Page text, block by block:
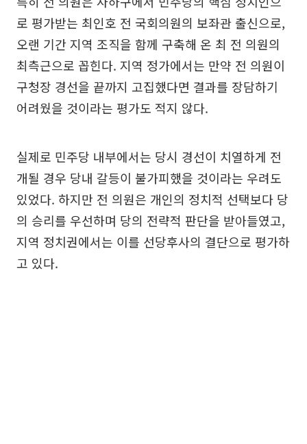
로 평가받는 최인호 전 국회의원의 보좌관 출신으로,
오랜 기간 지역 조직을 함께 구축해 온 최 전 의원의
최측근으로 꼽힌다. 지역 정가에서는 만약 전 의원이
구청장 경선을 끝까지 고집했다면 결과를 장담하기
어려웠을 것이라는 평가도 적지 않다.
실제로 민주당 내부에서는 당시 경선이 치열하게 전
개될 경우 당내 갈등이 불가피했을 것이라는 우려도
있었다. 하지만 전 의원은 개인의 정치적 선택보다 당
의 승리를 우선하며 당의 전략적 판단을 받아들였고,
지역 정치권에서는 이를 선당후사의 결단으로 평가하
고 있다.